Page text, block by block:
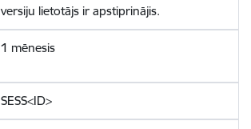
versiju lietotājs ir apstiprinājis.
1 mēnesis
SESS<ID>